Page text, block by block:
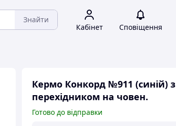
Знайти
Кабінет Сповіщення
Кермо Конкорд №911 (синій) з
перехідником на човен.
Готово до відправки